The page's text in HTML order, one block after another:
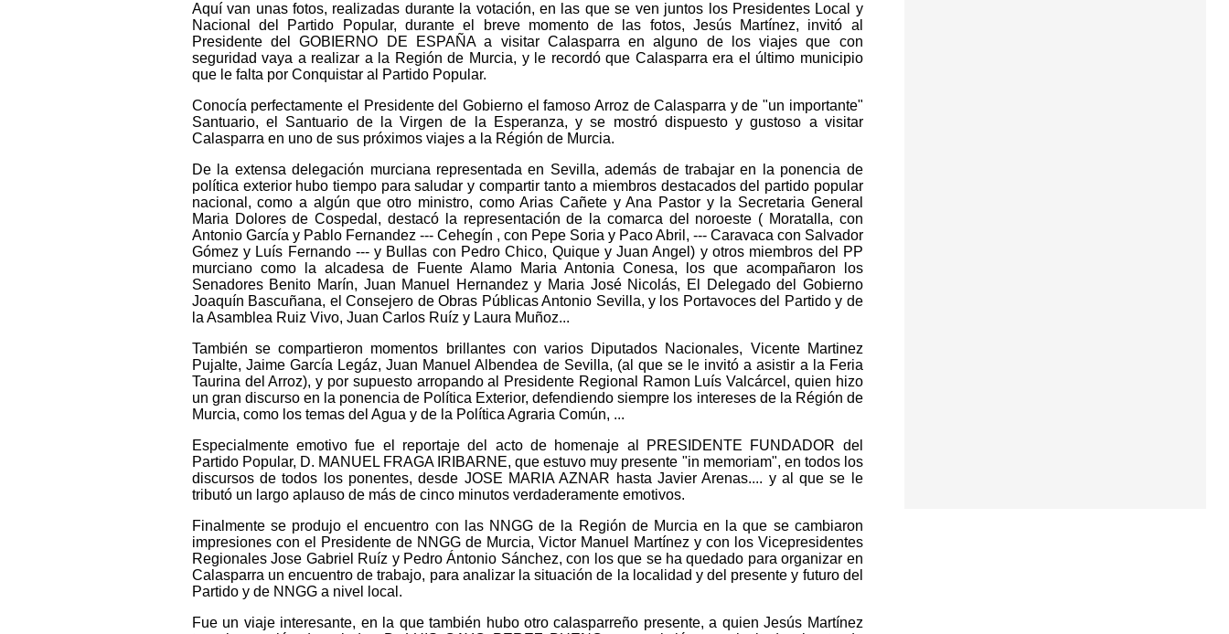
Aquí van unas fotos, realizadas durante la votación, en las que se ven juntos los Presidentes Local y
Nacional del Partido Popular, durante el breve momento de las fotos, Jesús Martínez, invitó al
Presidente del GOBIERNO DE ESPAÑA a visitar Calasparra en alguno de los viajes que con
seguridad vaya a realizar a la Región de Murcia, y le recordó que Calasparra era el último municipio
que le falta por Conquistar al Partido Popular.
Conocía perfectamente el Presidente del Gobierno el famoso Arroz de Calasparra y de "un importante"
Santuario, el Santuario de la Virgen de la Esperanza, y se mostró dispuesto y gustoso a visitar
Calasparra en uno de sus próximos viajes a la Régión de Murcia.
De la extensa delegación murciana representada en Sevilla, además de trabajar en la ponencia de
política exterior hubo tiempo para saludar y compartir tanto a miembros destacados del partido popular
nacional, como a algún que otro ministro, como Arias Cañete y Ana Pastor y la Secretaria General
Maria Dolores de Cospedal, destacó la representación de la comarca del noroeste ( Moratalla, con
Antonio García y Pablo Fernandez --- Cehegín , con Pepe Soria y Paco Abril, --- Caravaca con Salvador
Gómez y Luís Fernando --- y Bullas con Pedro Chico, Quique y Juan Angel) y otros miembros del PP
murciano como la alcadesa de Fuente Alamo Maria Antonia Conesa, los que acompañaron los
Senadores Benito Marín, Juan Manuel Hernandez y Maria José Nicolás, El Delegado del Gobierno
Joaquín Bascuñana, el Consejero de Obras Públicas Antonio Sevilla, y los Portavoces del Partido y de
la Asamblea Ruiz Vivo, Juan Carlos Ruíz y Laura Muñoz...
También se compartieron momentos brillantes con varios Diputados Nacionales, Vicente Martinez
Pujalte, Jaime García Legáz, Juan Manuel Albendea de Sevilla, (al que se le invitó a asistir a la Feria
Taurina del Arroz), y por supuesto arropando al Presidente Regional Ramon Luís Valcárcel, quien hizo
un gran discurso en la ponencia de Política Exterior, defendiendo siempre los intereses de la Régión de
Murcia, como los temas del Agua y de la Política Agraria Común, ...
Especialmente emotivo fue el reportaje del acto de homenaje al PRESIDENTE FUNDADOR del
Partido Popular, D. MANUEL FRAGA IRIBARNE, que estuvo muy presente "in memoriam", en todos los
discursos de todos los ponentes, desde JOSE MARIA AZNAR hasta Javier Arenas.... y al que se le
tributó un largo aplauso de más de cinco minutos verdaderamente emotivos.
Finalmente se produjo el encuentro con las NNGG de la Región de Murcia en la que se cambiaron
impresiones con el Presidente de NNGG de Murcia, Victor Manuel Martínez y con los Vicepresidentes
Regionales Jose Gabriel Ruíz y Pedro Ántonio Sánchez, con los que se ha quedado para organizar en
Calasparra un encuentro de trabajo, para analizar la situación de la localidad y del presente y futuro del
Partido y de NNGG a nivel local.
Fue un viaje interesante, en la que también hubo otro calasparreño presente, a quien Jesús Martínez